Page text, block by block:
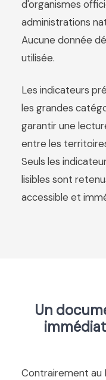
d'organismes
administrations
Aucune donnée
utilisée.
Les indicateurs
les grandes
garantir une
entre les
Seuls les
lisibles sont
accessible et
Un
Contrairement au